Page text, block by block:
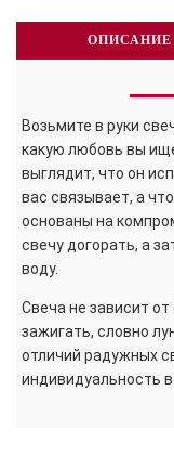
ОПИСАНИЕ
Возьмите в руки
какую любовь вы
выглядит, что он
вас связывает, а
основаны на
свечу догорать, а
воду.
Свеча не зависит
зажигать, словно
отличий радужных
индивидуальность